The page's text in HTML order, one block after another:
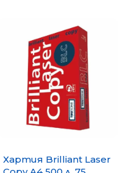
Хартия Brilliant Laser